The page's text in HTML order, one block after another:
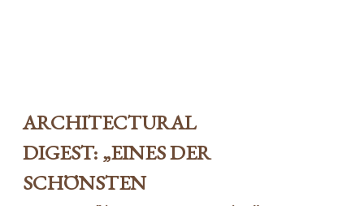
ARCHITECTURAL
DIGEST: „EINES DER
SCHÖNSTEN